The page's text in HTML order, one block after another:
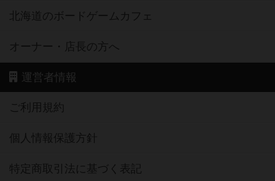
北海道のボードゲームカフェ
オーナー・店長の方へ
運営者情報
ご利用規約
個人情報保護方針
特定商取引法に基づく表記